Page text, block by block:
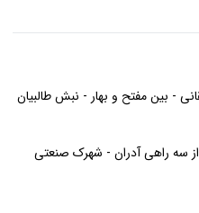
- بین مفتح و بهار - نبش طالبیان
سه راهی آدران - شهرک صنعتی